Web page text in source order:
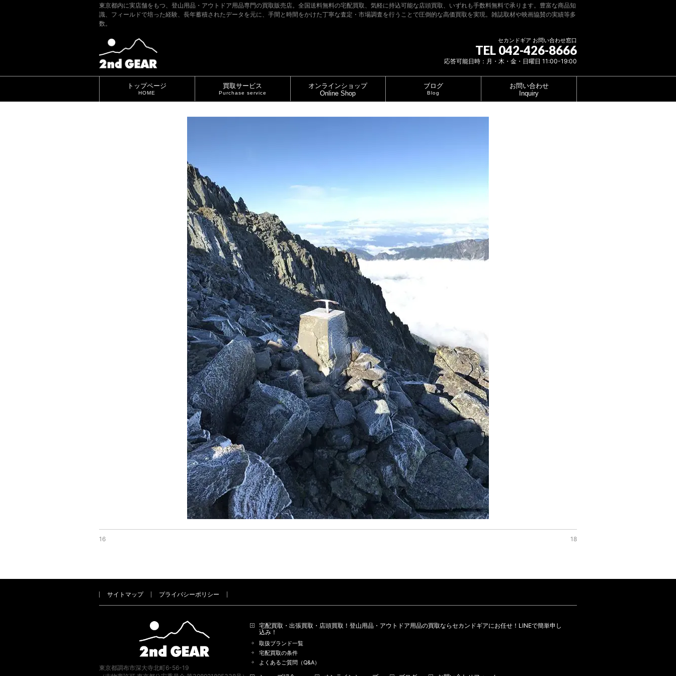
東京都内に実店舗をもつ、登山用品・アウトドア用品専門の買取販売店。全国送料無料の宅配買取、気軽に持込可能な店頭買取、いずれも手数料無料で承ります。豊富な商品知
識、フィールドで培った経験、長年蓄積されたデータを元に、手間と時間をかけた丁寧な査定・市場調査を行うことで圧倒的な高価買取を実現。雑誌取材や映画協賛の実績等多
数。
セカンドギア お問い合わせ窓口
TEL 042-426-8666
応答可能日時：月・木・金・日曜日 11:00-19:00
トップページ
HOME
買取サービス
Purchase service
オンラインショップ
Online Shop
ブログ
Blog
お問い合わせ
Inquiry
16 18
サイトマップ プライバシーポリシー
東京都調布市深大寺北町6-56-19
宅配買取・出張買取・店頭買取！登山用品・アウトドア用品の買取ならセカンドギアにお任せ！LINEで簡単申し
込み！
取扱ブランド一覧
宅配買取の条件
よくあるご質問（Q&A）